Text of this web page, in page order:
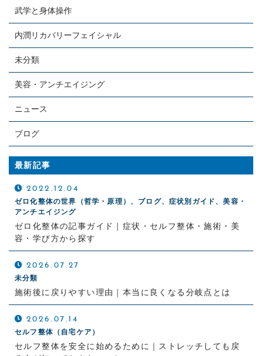
武学と身体操作
内潤リカバリーフェイシャル
未分類
美容・アンチエイジング
ニュース
ブログ
最新記事
2022.12.04
ゼロ化整体の世界（哲学・原理）、ブログ、症状別ガイド、美容・
アンチエイジング
ゼロ化整体の記事ガイド｜症状・セルフ整体・施術・美
容・学び方から探す
2026.07.27
未分類
施術後に戻りやすい理由｜本当に良くなる分岐点とは
2026.07.14
セルフ整体（自宅ケア）
セルフ整体を安全に始めるために｜ストレッチしても戻